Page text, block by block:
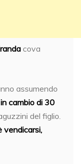
cova
assumendo
cambio di 30
del figlio.
vendicarsi,